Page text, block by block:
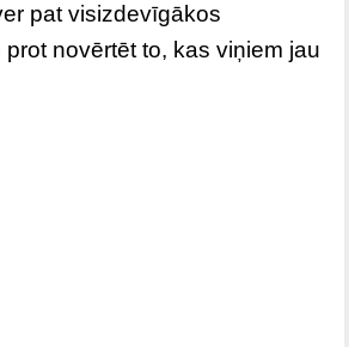
pat visizdevīgākos
novērtēt to, kas viņiem jau